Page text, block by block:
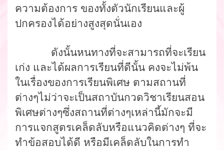
ความต้องการ ของทั้งตัวนักเรียนและผู้
ปกครองได้อย่างสูงสุดนั่นเอง
ดังนั้นหนทางที่จะสามารถที่จะเรียน
เก่ง และได้ผลการเรียนที่ดีนั้น คงจะไม่พ้น
ในเรื่องของการเรียนพิเศษ ตามสถานที่
ต่างๆไม่ว่าจะเป็นสถาบันกวดวิชาเรียนสอน
พิเศษต่างๆซึ่งสถานที่ต่างๆเหล่านี้มักจะมี
การแจกสูตรเคล็ดลับหรือแนวคิดต่างๆ ที่จะ
ทำข้อสอบได้ดี หรือมีเคล็ดลับในการทำ